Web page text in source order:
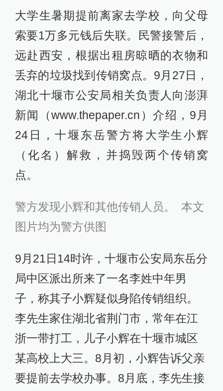
大学生暑期提前离家去学校，向父母
索要1万多元钱后失联。民警接警后，
远赴西安，根据出租房晾晒的衣物和
丢弃的垃圾找到传销窝点。9月27日，
湖北十堰市公安局相关负责人向澎湃
新闻（www.thepaper.cn）介绍，9月
24日，十堰东岳警方将大学生小辉
（化名）解救，并捣毁两个传销窝
点。
警方发现小辉和其他传销人员。 本文
图片均为警方供图
9月21日14时许，十堰市公安局东岳分
局中区派出所来了一名李姓中年男
子，称其子小辉疑似身陷传销组织。
李先生家住湖北省荆门市，常年在江
浙一带打工，儿子小辉在十堰市城区
某高校上大三。8月初，小辉告诉父亲
要提前去学校办事。8月底，李先生接